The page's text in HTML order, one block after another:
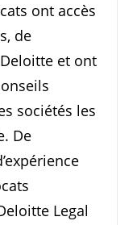
ont accès
de
et ont
sociétés les
De
Legal